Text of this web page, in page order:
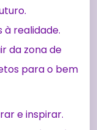
à realidade.
da zona de
para o bem
e inspirar.